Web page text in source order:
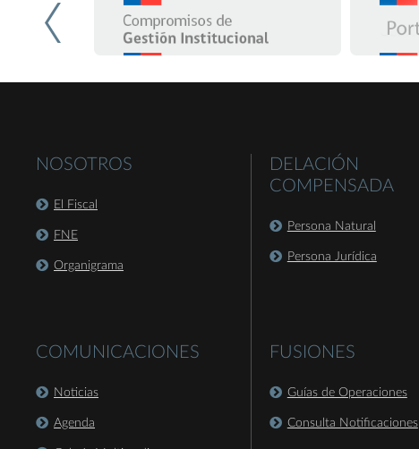
NOSOTROS
El Fiscal
FNE
Organigrama
COMUNICACIONES
Noticias
Agenda
DELACIÓN
COMPENSADA
Persona Natural
Persona Jurídica
FUSIONES
Guías de Operaciones
Consulta Notificaciones